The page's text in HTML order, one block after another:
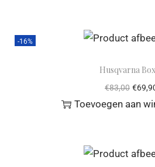
-16%
Husqvarna
€83,00 €
Toevoegen aan